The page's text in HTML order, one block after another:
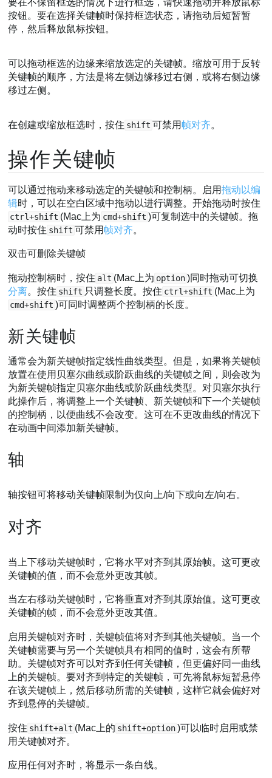
按钮。要在选择关键帧时保持框选状态，请拖动后短暂暂
停，然后释放鼠标按钮。
可以拖动框选的边缘来缩放选定的关键帧。缩放可用于反转
关键帧的顺序，方法是将左侧边缘移过右侧，或将右侧边缘
移过左侧。
在创建或缩放框选时，按住 shift 可禁用帧对齐。
操作关键帧
可以通过拖动来移动选定的关键帧和控制柄。启用拖动以编
辑时，可以在空白区域中拖动以进行调整。开始拖动时按住
ctrl+shift (Mac上为 cmd+shift )可复制选中的关键帧。拖
动时按住 shift 可禁用帧对齐。
双击可删除关键帧
拖动控制柄时，按住 alt (Mac上为 option )同时拖动可切换
分离。按住 shift 只调整长度。按住 ctrl+shift (Mac上为
cmd+shift )可同时调整两个控制柄的长度。
新关键帧
通常会为新关键帧指定线性曲线类型。但是，如果将关键帧
放置在使用贝塞尔曲线或阶跃曲线的关键帧之间，则会改为
为新关键帧指定贝塞尔曲线或阶跃曲线类型。对贝塞尔执行
此操作后，将调整上一个关键帧、新关键帧和下一个关键帧
的控制柄，以便曲线不会改变。这可在不更改曲线的情况下
在动画中间添加新关键帧。
轴
轴按钮可将移动关键帧限制为仅向上/向下或向左/向右。
对齐
当上下移动关键帧时，它将水平对齐到其原始帧。这可更改
关键帧的值，而不会意外更改其帧。
当左右移动关键帧时，它将垂直对齐到其原始值。这可更改
关键帧的帧，而不会意外更改其值。
启用关键帧对齐时，关键帧值将对齐到其他关键帧。当一个
关键帧需要与另一个关键帧具有相同的值时，这会有所帮
助。关键帧对齐可以对齐到任何关键帧，但更偏好同一曲线
上的关键帧。要对齐到特定的关键帧，可先将鼠标短暂悬停
在该关键帧上，然后移动所需的关键帧，这样它就会偏好对
齐到悬停的关键帧。
按住 shift+alt (Mac上的 shift+option )可以临时启用或禁
用关键帧对齐。
应用任何对齐时，将显示一条白线。